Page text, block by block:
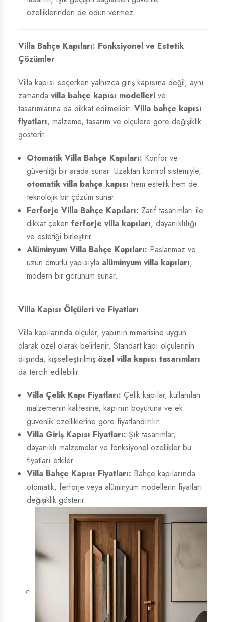
özelliklerinden de ödün vermez.
Villa Bahçe Kapıları: Fonksiyonel ve Estetik
Çözümler
Villa kapısı seçerken yalnızca giriş kapısına değil, aynı
zamanda villa bahçe kapısı modelleri ve
tasarımlarına da dikkat edilmelidir. Villa bahçe kapısı
fiyatları, malzeme, tasarım ve ölçülere göre değişiklik
gösterir.
Otomatik Villa Bahçe Kapıları: Konfor ve
güvenliği bir arada sunar. Uzaktan kontrol sistemiyle,
otomatik villa bahçe kapısı hem estetik hem de
teknolojik bir çözüm sunar.
Ferforje Villa Bahçe Kapıları: Zarif tasarımları ile
dikkat çeken ferforje villa kapıları, dayanıklılığı
ve estetiği birleştirir.
Alüminyum Villa Bahçe Kapıları: Paslanmaz ve
uzun ömürlü yapısıyla alüminyum villa kapıları,
modern bir görünüm sunar.
Villa Kapısı Ölçüleri ve Fiyatları
Villa kapılarında ölçüler, yapının mimarisine uygun
olarak özel olarak belirlenir. Standart kapı ölçülerinin
dışında, kişiselleştirilmiş özel villa kapısı tasarımları
da tercih edilebilir.
Villa Çelik Kapı Fiyatları: Çelik kapılar, kullanılan
malzemenin kalitesine, kapının boyutuna ve ek
güvenlik özelliklerine göre fiyatlandırılır.
Villa Giriş Kapısı Fiyatları: Şık tasarımlar,
dayanıklı malzemeler ve fonksiyonel özellikler bu
fiyatları etkiler.
Villa Bahçe Kapısı Fiyatları: Bahçe kapılarında
otomatik, ferforje veya alüminyum modellerin fiyatları
değişiklik gösterir.